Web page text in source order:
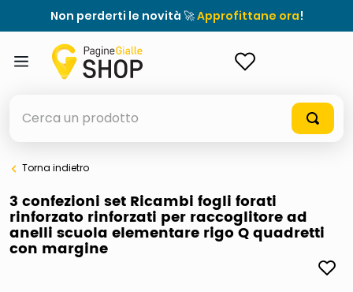
Non perderti le novità 🚀Approfittane ora!
elenchi telefonici
orologio parete
porta tv
Torna indietro
3 confezioni set Ricambi fogli forati
rinforzato rinforzati per raccoglitore ad
anelli scuola elementare rigo Q quadretti
con margine